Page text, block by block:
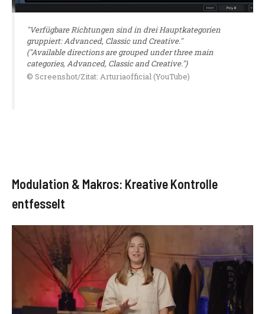
"Verfügbare Richtungen sind in drei Hauptkategorien
gruppiert: Advanced, Classic und Creative."
("Available directions are grouped under three main
categories, Advanced, Classic and Creative.")
© Screenshot/Zitat: Arturiaofficial (YouTube)
Modulation & Makros: Kreative Kontrolle
entfesselt